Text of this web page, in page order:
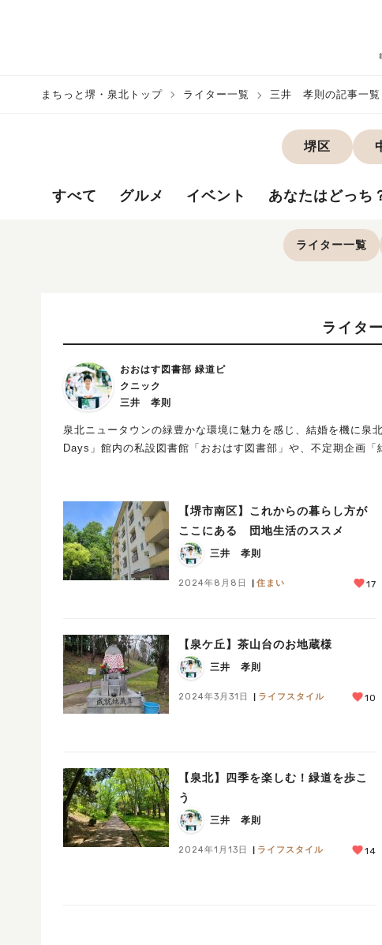
まちっと堺・泉北トップ ライター一覧 三井 孝則の記事一覧
堺区
すべて グルメ イベント あなたはどっち
ライター一覧
ライタ
おおはす図書部 緑道ピ
クニック
三井 孝則
泉北ニュータウンの緑豊かな環境に魅力を感じ、結婚を機に
Days」館内の私設図書館「おおはす図書部」や、不定期企画「
【堺市南区】これからの暮らし方が
ここにある 団地生活のススメ
三井 孝則
2024年8月8日 住まい 17
【泉ケ丘】茶山台のお地蔵様
三井 孝則
2024年3月31日 ライフスタイル 10
【泉北】四季を楽しむ！緑道を歩こ
う
三井 孝則
2024年1月13日 ライフスタイル 14